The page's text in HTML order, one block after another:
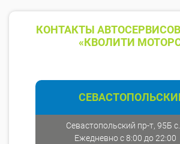
КОНТАКТЫ АВТОСЕРВИСОВ
«КВОЛИТИ
Севастопольский пр-т, 95Б
Ежедневно с 8:00 до 22:00